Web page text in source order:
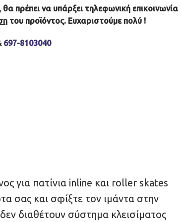
πρέπει να υπάρξει τηλεφωνική επικοινωνία
του προϊόντος. Ευχαριστούμε πολύ !
697-8103040
για πατίνια inline και roller skates
σας και σφίξτε τον ιμάντα στην
διαθέτουν σύστημα κλεισίματος